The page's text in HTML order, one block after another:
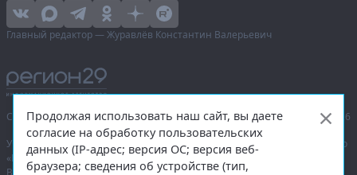
Главный редактор — Журавлёв Константин Валерьевич
Сетевое издание «Информационное агентство Регион 29»,
© 2016–2026
Учредитель — общество с ограниченной ответственностью «Агентство
«Правда Севера».
Продолжая использовать наш сайт, вы даете
согласие на обработку пользовательских
данных (IP-адрес; версия ОС; версия веб-
браузера; сведения об устройстве (тип,